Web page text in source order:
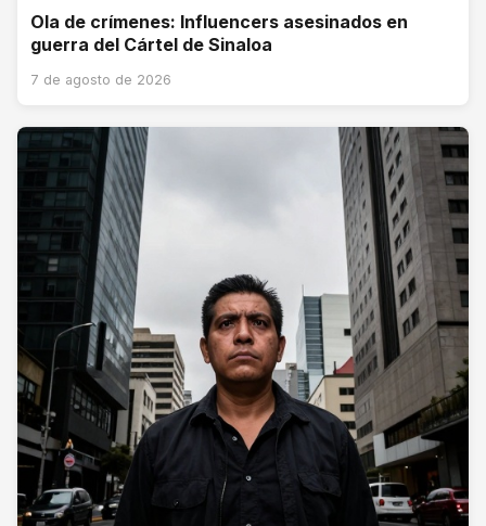
Ola de crímenes: Influencers asesinados en
guerra del Cártel de Sinaloa
7 de agosto de 2026